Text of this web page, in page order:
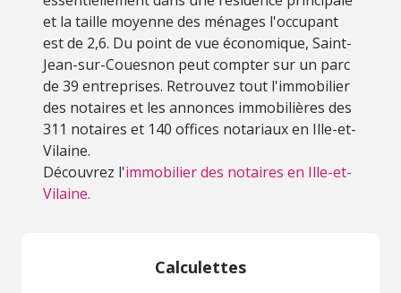
et la taille moyenne des ménages l'occupant
est de 2,6. Du point de vue économique, Saint-
Jean-sur-Couesnon peut compter sur un parc
de 39 entreprises. Retrouvez tout l'immobilier
des notaires et les annonces immobilières des
311 notaires et 140 offices notariaux en Ille-et-
Vilaine.
Découvrez l'immobilier des notaires en Ille-et-
Vilaine.
Calculettes